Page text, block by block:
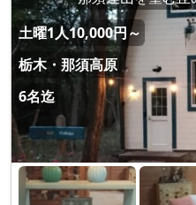
土曜1人10,000円～
栃木・那須高原
6名迄